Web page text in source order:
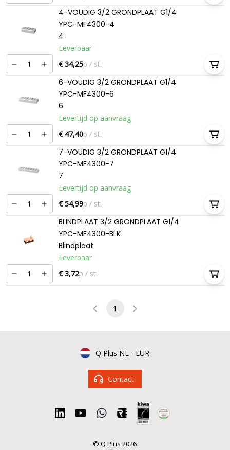
4-VOUDIG 3/2 GRONDPLAAT G1/4
YPC-MF4300-4
4
Leverbaar
€ 34,25p / st.
6-VOUDIG 3/2 GRONDPLAAT G1/4
YPC-MF4300-6
6
Levertijd op aanvraag
€ 47,40p / st.
7-VOUDIG 3/2 GRONDPLAAT G1/4
YPC-MF4300-7
7
Levertijd op aanvraag
€ 54,99p / st.
BLINDPLAAT 3/2 GRONDPLAAT G1/4
YPC-MF4300-BLK
Blindplaat
Leverbaar
€ 3,72p / st.
1
Q Plus NL - EUR
Contact
© Q Plus 2026